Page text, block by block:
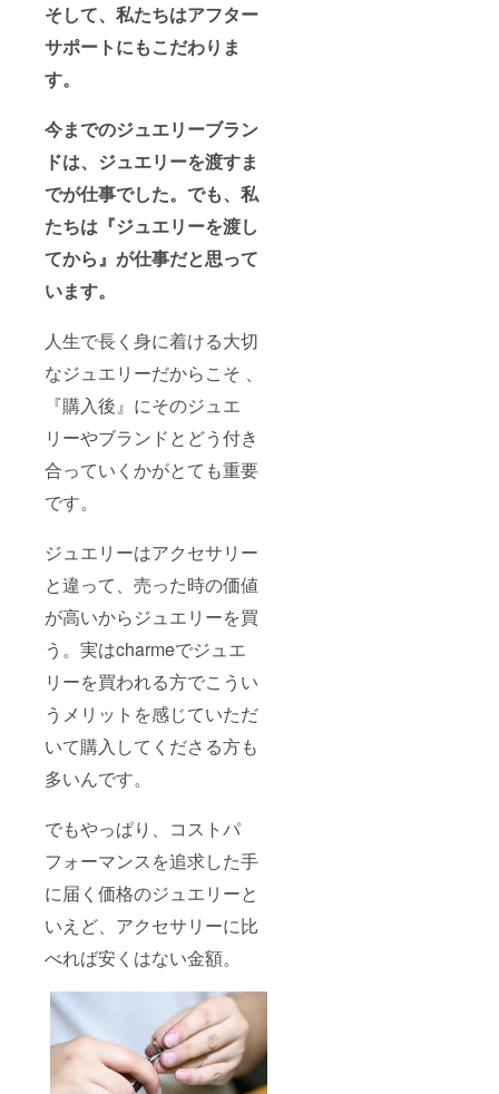
そして、私たちはアフター
サポートにもこだわりま
す。
今までのジュエリーブラン
ドは、ジュエリーを渡すま
でが仕事でした。でも、私
たちは『ジュエリーを渡し
てから』が仕事だと思って
います。
人生で長く身に着ける大切
なジュエリーだからこそ 、
『購入後』にそのジュエ
リーやブランドとどう付き
合っていくかがとても重要
です。
ジュエリーはアクセサリー
と違って、売った時の価値
が高いからジュエリーを買
う。実はcharmeでジュエ
リーを買われる方でこうい
うメリットを感じていただ
いて購入してくださる方も
多いんです。
でもやっぱり、コストパ
フォーマンスを追求した手
に届く価格のジュエリーと
いえど、アクセサリーに比
べれば安くはない金額。